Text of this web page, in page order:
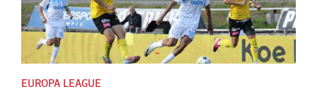
EUROPA LEAGUE